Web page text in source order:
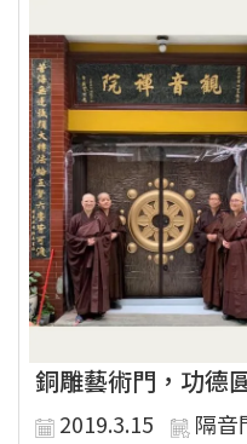
銅雕藝術門，功德
2019.3.15
隔音